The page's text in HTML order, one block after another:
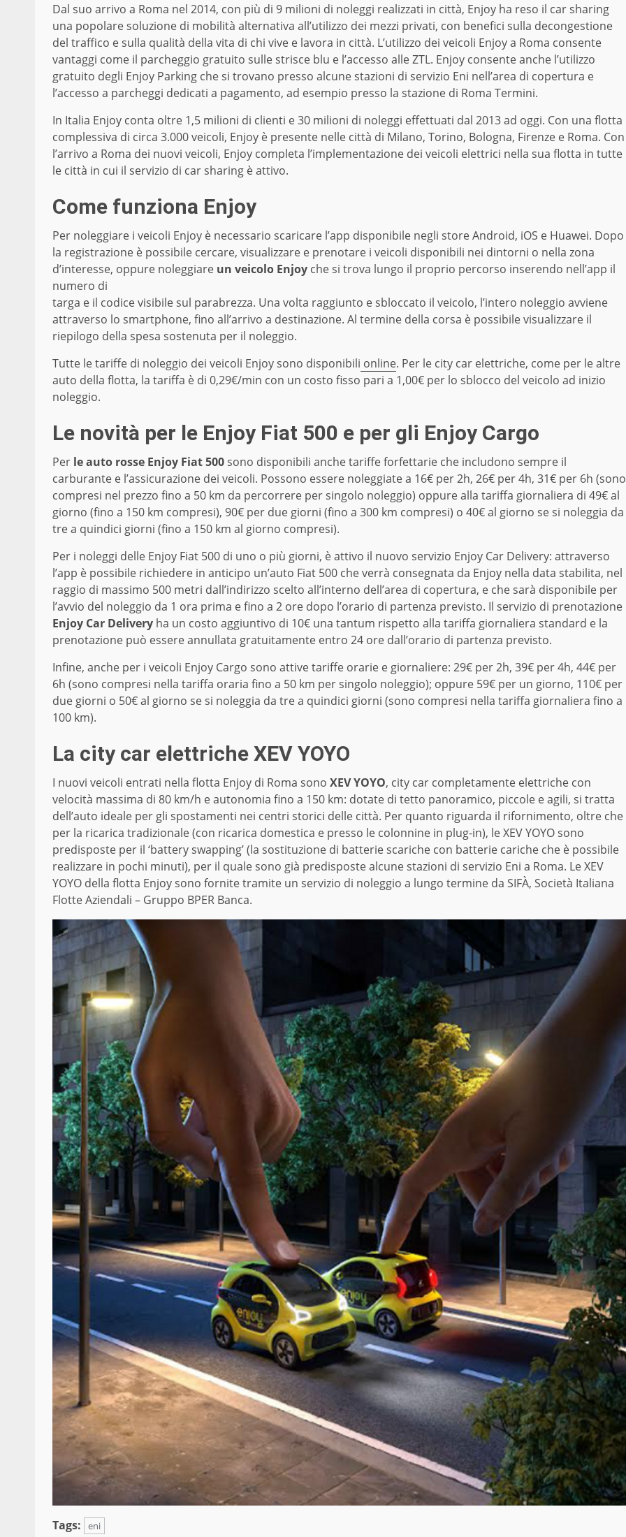
Dal suo arrivo a Roma nel 2014, con più di 9 milioni di noleggi realizzati in città, Enjoy ha reso il car sharing
una popolare soluzione di mobilità alternativa all’utilizzo dei mezzi privati, con benefici sulla decongestione
del traffico e sulla qualità della vita di chi vive e lavora in città. L’utilizzo dei veicoli Enjoy a Roma consente
vantaggi come il parcheggio gratuito sulle strisce blu e l’accesso alle ZTL. Enjoy consente anche l’utilizzo
gratuito degli Enjoy Parking che si trovano presso alcune stazioni di servizio Eni nell’area di copertura e
l’accesso a parcheggi dedicati a pagamento, ad esempio presso la stazione di Roma Termini.
In Italia Enjoy conta oltre 1,5 milioni di clienti e 30 milioni di noleggi effettuati dal 2013 ad oggi. Con una flotta
complessiva di circa 3.000 veicoli, Enjoy è presente nelle città di Milano, Torino, Bologna, Firenze e Roma. Con
l’arrivo a Roma dei nuovi veicoli, Enjoy completa l’implementazione dei veicoli elettrici nella sua flotta in tutte
le città in cui il servizio di car sharing è attivo.
Come funziona Enjoy
Per noleggiare i veicoli Enjoy è necessario scaricare l’app disponibile negli store Android, iOS e Huawei. Dopo
la registrazione è possibile cercare, visualizzare e prenotare i veicoli disponibili nei dintorni o nella zona
d’interesse, oppure noleggiare un veicolo Enjoy che si trova lungo il proprio percorso inserendo nell’app il
numero di
targa e il codice visibile sul parabrezza. Una volta raggiunto e sbloccato il veicolo, l’intero noleggio avviene
attraverso lo smartphone, fino all’arrivo a destinazione. Al termine della corsa è possibile visualizzare il
riepilogo della spesa sostenuta per il noleggio.
Tutte le tariffe di noleggio dei veicoli Enjoy sono disponibili online. Per le city car elettriche, come per le altre
auto della flotta, la tariffa è di 0,29€/min con un costo fisso pari a 1,00€ per lo sblocco del veicolo ad inizio
noleggio.
Le novità per le Enjoy Fiat 500 e per gli Enjoy Cargo
Per le auto rosse Enjoy Fiat 500sono disponibili anche tariffe forfettarie che includono sempre il
carburante e l’assicurazione dei veicoli. Possono essere noleggiate a 16€ per 2h, 26€ per 4h, 31€ per 6h (sono
compresi nel prezzo fino a 50 km da percorrere per singolo noleggio) oppure alla tariffa giornaliera di 49€ al
giorno (fino a 150 km compresi), 90€ per due giorni (fino a 300 km compresi) o 40€ al giorno se si noleggia da
tre a quindici giorni (fino a 150 km al giorno compresi).
Per i noleggi delle Enjoy Fiat 500 di uno o più giorni, è attivo il nuovo servizio Enjoy Car Delivery: attraverso
l’app è possibile richiedere in anticipo un’auto Fiat 500 che verrà consegnata da Enjoy nella data stabilita, nel
raggio di massimo 500 metri dall’indirizzo scelto all’interno dell’area di copertura, e che sarà disponibile per
l’avvio del noleggio da 1 ora prima e fino a 2 ore dopo l’orario di partenza previsto. Il servizio di prenotazione
Enjoy Car Delivery ha un costo aggiuntivo di 10€ una tantum rispetto alla tariffa giornaliera standard e la
prenotazione può essere annullata gratuitamente entro 24 ore dall’orario di partenza previsto.
Infine, anche per i veicoli Enjoy Cargo sono attive tariffe orarie e giornaliere: 29€ per 2h, 39€ per 4h, 44€ per
6h (sono compresi nella tariffa oraria fino a 50 km per singolo noleggio); oppure 59€ per un giorno, 110€ per
due giorni o 50€ al giorno se si noleggia da tre a quindici giorni (sono compresi nella tariffa giornaliera fino a
100 km).
La city car elettriche XEV YOYO
I nuovi veicoli entrati nella flotta Enjoy di Roma sono XEV YOYO, city car completamente elettriche con
velocità massima di 80 km/h e autonomia fino a 150 km: dotate di tetto panoramico, piccole e agili, si tratta
dell’auto ideale per gli spostamenti nei centri storici delle città. Per quanto riguarda il rifornimento, oltre che
per la ricarica tradizionale (con ricarica domestica e presso le colonnine in plug-in), le XEV YOYO sono
predisposte per il ‘battery swapping’ (la sostituzione di batterie scariche con batterie cariche che è possibile
realizzare in pochi minuti), per il quale sono già predisposte alcune stazioni di servizio Eni a Roma. Le XEV
YOYO della flotta Enjoy sono fornite tramite un servizio di noleggio a lungo termine da SIFÀ, Società Italiana
Flotte Aziendali – Gruppo BPER Banca.
Tags: eni